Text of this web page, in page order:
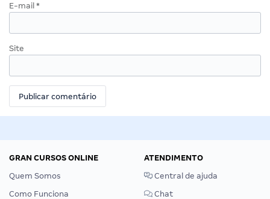
E-mail *
Site
GRAN CURSOS ONLINE
Quem Somos
Como Funciona
ATENDIMENTO
Central de ajuda
Chat